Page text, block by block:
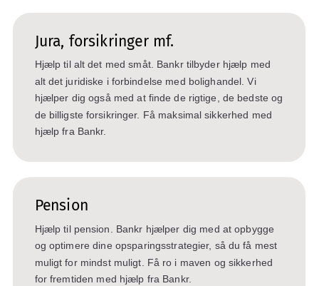
Jura, forsikringer mf.
Hjælp til alt det med småt. Bankr tilbyder hjælp med
alt det juridiske i forbindelse med bolighandel. Vi
hjælper dig også med at finde de rigtige, de bedste og
de billigste forsikringer. Få maksimal sikkerhed med
hjælp fra Bankr.
Pension
Hjælp til pension. Bankr hjælper dig med at opbygge
og optimere dine opsparingsstrategier, så du få mest
muligt for mindst muligt. Få ro i maven og sikkerhed
for fremtiden med hjælp fra Bankr.